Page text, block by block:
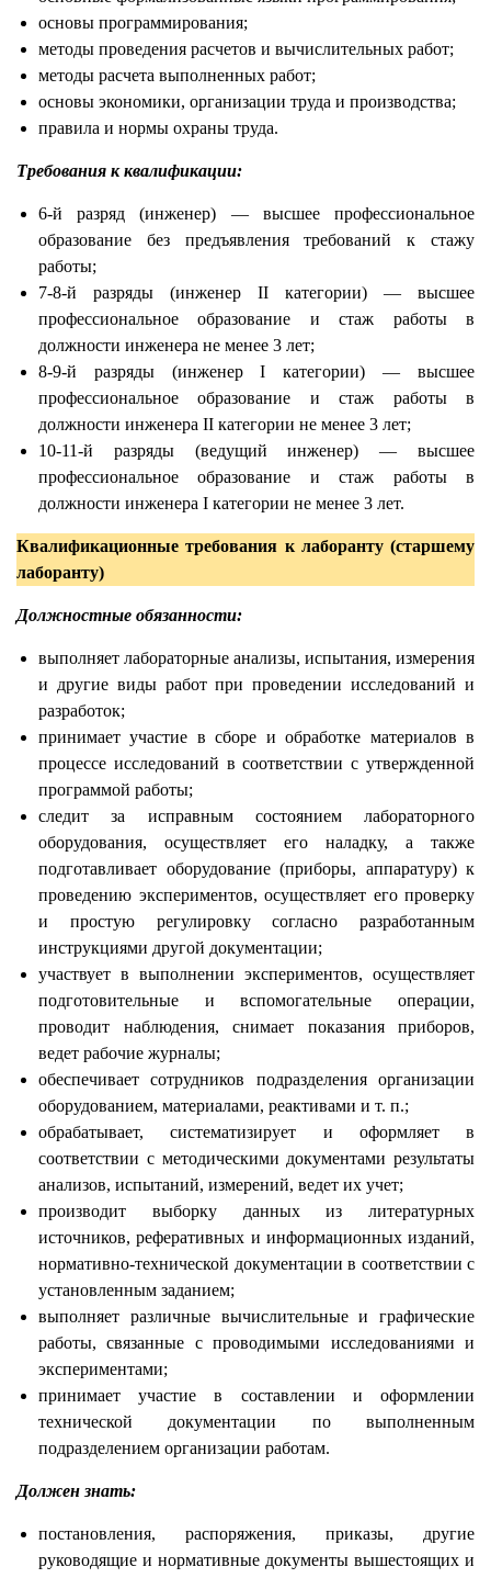
основы программирования;
методы проведения расчетов и вычислительных работ;
методы расчета выполненных работ;
основы экономики, организации труда и производства;
правила и нормы охраны труда.
Требования к квалификации:
6-й разряд (инженер) — высшее профессиональное
образование без предъявления требований к стажу
работы;
7-8-й разряды (инженер II категории) — высшее
профессиональное образование и стаж работы в
должности инженера не менее 3 лет;
8-9-й разряды (инженер I категории) — высшее
профессиональное образование и стаж работы в
должности инженера II категории не менее 3 лет;
10-11-й разряды (ведущий инженер) — высшее
профессиональное образование и стаж работы в
должности инженера I категории не менее 3 лет.
Квалификационные требования к лаборанту (старшему
лаборанту)
Должностные обязанности:
выполняет лабораторные анализы, испытания, измерения
и другие виды работ при проведении исследований и
разработок;
принимает участие в сборе и обработке материалов в
процессе исследований в соответствии с утвержденной
программой работы;
следит за исправным состоянием лабораторного
оборудования, осуществляет его наладку, а также
подготавливает оборудование (приборы, аппаратуру) к
проведению экспериментов, осуществляет его проверку
и простую регулировку согласно разработанным
инструкциями другой документации;
участвует в выполнении экспериментов, осуществляет
подготовительные и вспомогательные операции,
проводит наблюдения, снимает показания приборов,
ведет рабочие журналы;
обеспечивает сотрудников подразделения организации
оборудованием, материалами, реактивами и т. п.;
обрабатывает, систематизирует и оформляет в
соответствии с методическими документами результаты
анализов, испытаний, измерений, ведет их учет;
производит выборку данных из литературных
источников, реферативных и информационных изданий,
нормативно-технической документации в соответствии с
установленным заданием;
выполняет различные вычислительные и графические
работы, связанные с проводимыми исследованиями и
экспериментами;
принимает участие в составлении и оформлении
технической документации по выполненным
подразделением организации работам.
Должен знать:
постановления, распоряжения, приказы, другие
руководящие и нормативные документы вышестоящих и